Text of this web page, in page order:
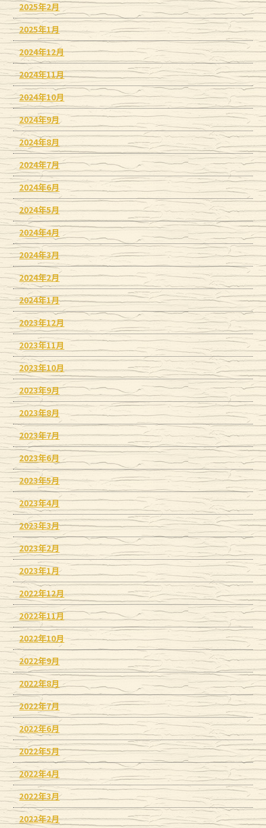
2025年2月
2025年1月
2024年12月
2024年11月
2024年10月
2024年9月
2024年8月
2024年7月
2024年6月
2024年5月
2024年4月
2024年3月
2024年2月
2024年1月
2023年12月
2023年11月
2023年10月
2023年9月
2023年8月
2023年7月
2023年6月
2023年5月
2023年4月
2023年3月
2023年2月
2023年1月
2022年12月
2022年11月
2022年10月
2022年9月
2022年8月
2022年7月
2022年6月
2022年5月
2022年4月
2022年3月
2022年2月